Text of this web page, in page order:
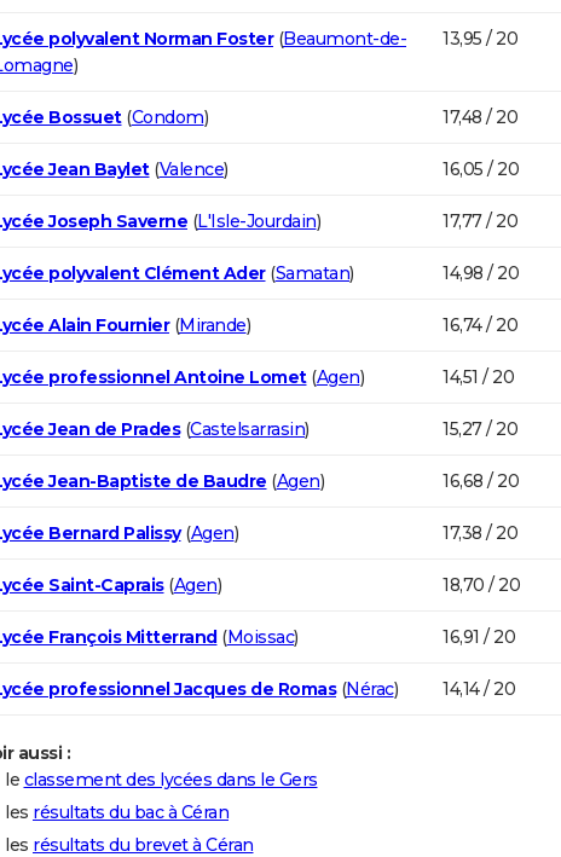
polyvalent Norman Foster(Beaumont-de-
)
13,95 / 20
Bossuet(Condom) 17,48 / 20
Jean Baylet(Valence) 16,05 / 20
Joseph Saverne (L'Isle-Jourdain) 17,77 / 20
polyvalent Clément Ader(Samatan) 14,98 / 20
Alain Fournier(Mirande) 16,74 / 20
professionnel Antoine Lomet(Agen) 14,51 / 20
Jean de Prades(Castelsarrasin) 15,27 / 20
Jean-Baptiste de Baudre (Agen) 16,68 / 20
Bernard Palissy(Agen) 17,38 / 20
Saint-Caprais(Agen) 18,70 / 20
François Mitterrand(Moissac) 16,91 / 20
professionnel Jacques de Romas(Nérac) 14,14 / 20
aussi :
le classement des lycées dans le Gers
les résultats du bac à Céran
les résultats du brevet à Céran